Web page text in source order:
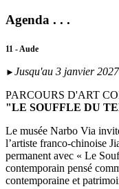
Agenda . . .
11 - Aude
► Jusqu'au 3 janvier 2027
PARCOURS D'ART
"LE SOUFFLE DU
Le musée Narbo Via
l’artiste franco-chinoise
permanent avec « Le
contemporain pensé
contemporaine et